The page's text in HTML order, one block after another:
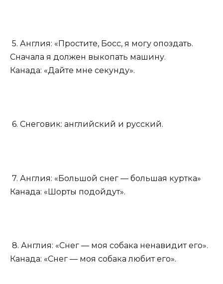
5. Англия: «Простите, Босс, я могу опоздать.
Сначала я должен выкопать машину.
Канада: «Дайте мне секунду».
6. Снеговик: английский и русский.
7. Англия: «Большой снег — большая куртка»
Канада: «Шорты подойдут».
8. Англия: «Снег — моя собака ненавидит его».
Канада: «Снег — моя собака любит его».